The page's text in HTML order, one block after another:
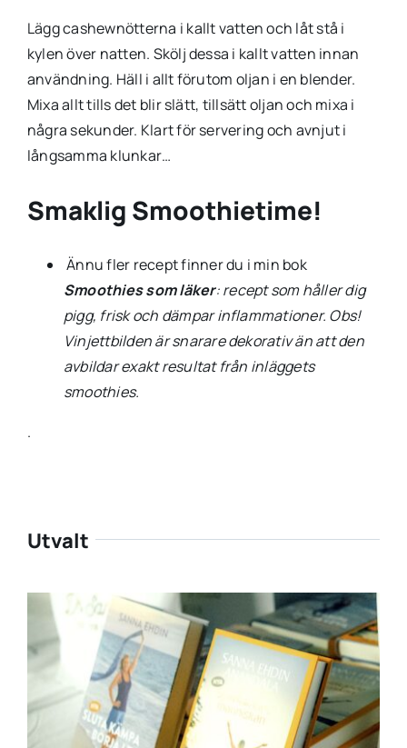
Lägg cashewnötterna i kallt vatten och låt stå i
kylen över natten. Skölj dessa i kallt vatten innan
användning. Häll i allt förutom oljan i en blender.
Mixa allt tills det blir slätt, tillsätt oljan och mixa i
några sekunder. Klart för servering och avnjut i
långsamma klunkar…
Smaklig Smoothietime!
Ännu fler recept finner du i min bok
Smoothies som läker: recept som håller dig
pigg, frisk och dämpar inflammationer. Obs!
Vinjettbilden är snarare dekorativ än att den
avbildar exakt resultat från inläggets
smoothies.
.
Utvalt